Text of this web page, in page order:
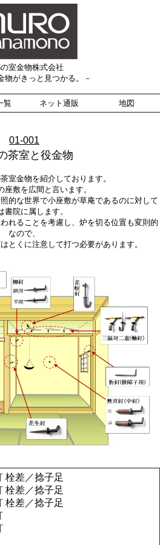
室金物株式会社
物がきっと見つかる。－
覧 ネット通販 地図
01-001
茶室と役金物
室金物を紹介しております。
座敷を広間と言います。
的な世界で小座敷が草庵であるのに対して
書院に属します。
れることを考慮し、炉を切る位置も変則的
なので、
とくに注意して打つ必要があります。
栓差／捻子足
差／捻子足
差／捻子足